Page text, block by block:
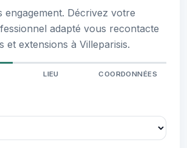
engagement. Décrivez votre
adapté vous recontacte
et extensions à Villeparisis.
LIEU COORDONNÉES